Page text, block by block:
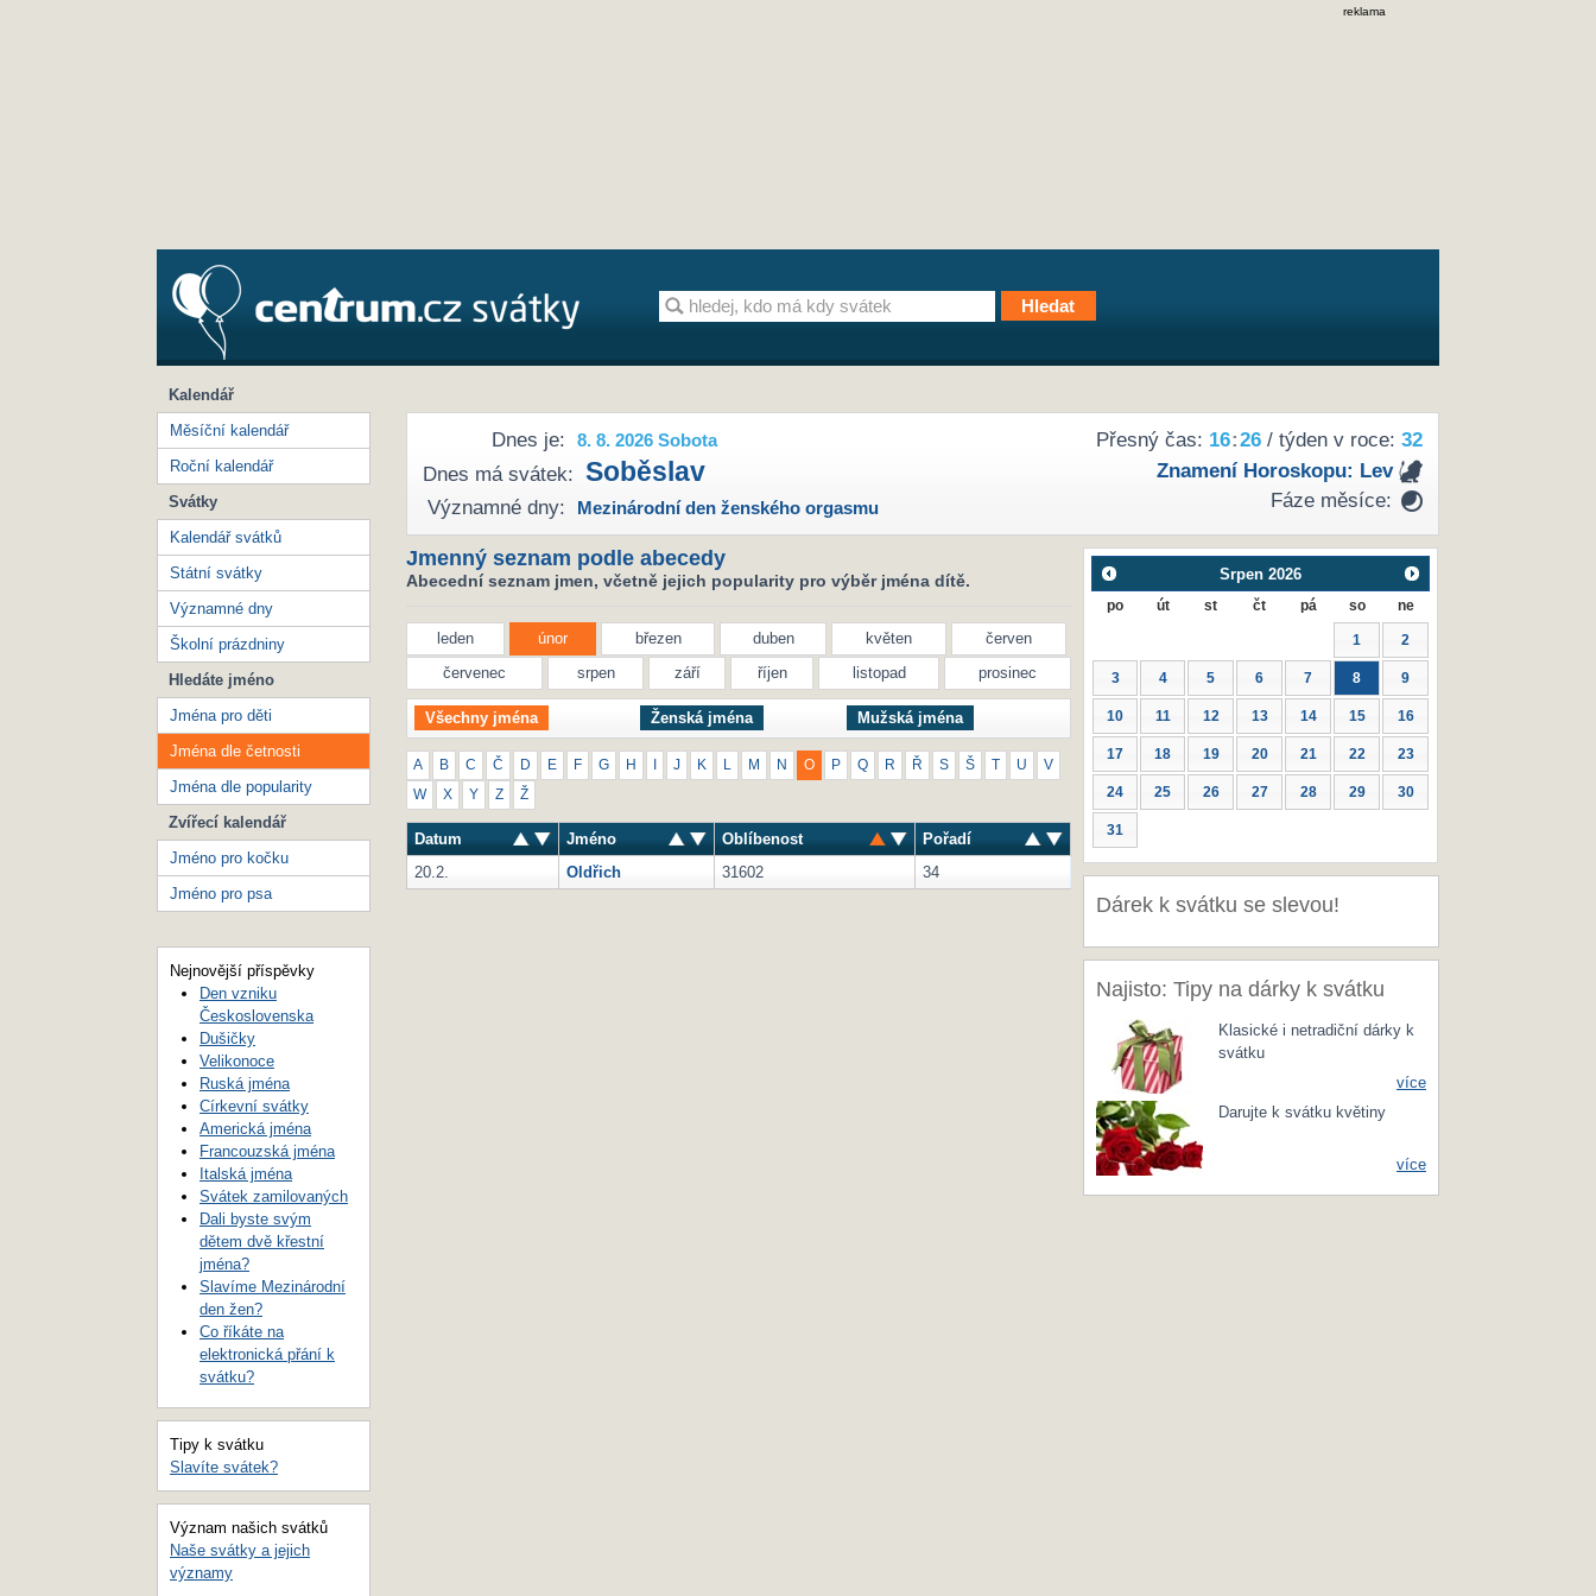
reklama
Přesný čas: 16:26/ týden v roce: 32
Znamení Horoskopu: Lev
Fáze měsíce:
Dnes je: 8. 8. 2026 Sobota
Dnes má svátek: Soběslav
Významné dny: Mezinárodní den ženského orgasmu
Jmenný seznam podle abecedy
Abecední seznam jmen, včetně jejich popularity pro výběr jména dítě.
leden únor březen duben květen
červen
červenec
srpen září říjen listopad prosinec
Všechny jména Ženská jména Mužská jména
A B C Č D E F G H J K M N O P Q R Ř S Š T U V
W X Y Z Ž
Datum Jméno Oblíbenost
Pořadí
20.2.
Oldřich 31602 34
Srpen 2026
po út st čt pá so ne
1 2
3 4 5 6 7 8 9
10 11 12 13 14 15 16
17 18 19 20 21 22 23
24 25 26 27 28 29 30
31
Dárek k svátku se slevou!
Najisto: Tipy na dárky k svátku
Klasické i netradiční dárky k
svátku
více
Darujte k svátku květiny
více
Kalendář
Měsíční kalendář
Roční kalendář
Svátky
Kalendář svátků
Státní svátky
Významné dny
Školní prázdniny
Hledáte jméno
Jména pro děti
Jména dle četnosti
Jména dle popularity
Zvířecí kalendář
Jméno pro kočku
Jméno pro psa
Nejnovější příspěvky
Den vzniku
Československa
Dušičky
Velikonoce
Ruská jména
Církevní svátky
Americká jména
Francouzská jména
Italská jména
Svátek zamilovaných
Dali byste svým
dětem dvě křestní
jména?
Slavíme Mezinárodní
den žen?
Co říkáte na
elektronická přání k
svátku?
Tipy k svátku
Slavíte svátek?
Význam našich svátků
Naše svátky a jejich
významy